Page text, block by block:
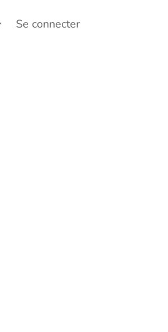
Se connecter